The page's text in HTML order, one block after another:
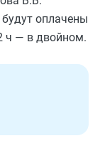
оплачены
ч — в двойном.